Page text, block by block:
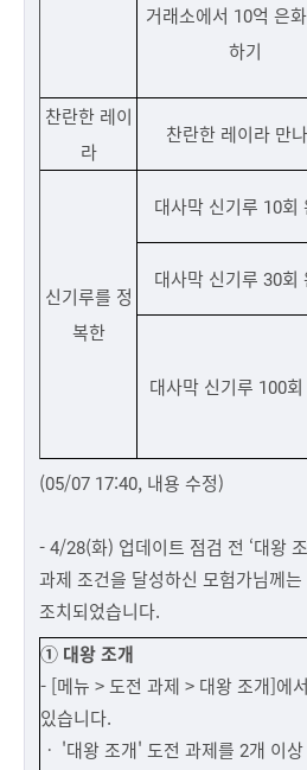
거래소에서 10억 은
하기
찬란한 레이
라
찬란한 레이라 만
신기루를 정
복한
대사막 신기루 10회
대사막 신기루 30회
대사막 신기루 100
(05/07 17:40, 내용 수정)
- 4/28(화) 업데이트 점검 전 ‘대왕
과제 조건을 달성하신 모험가님께는
조치되었습니다.
① 대왕 조개
- [메뉴 > 도전 과제 > 대왕 조개]에
있습니다.
ㆍ '대왕 조개' 도전 과제를 2개 이